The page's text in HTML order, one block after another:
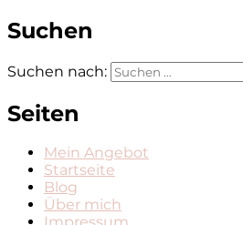
Suchen
Suchen nach:
Seiten
Mein Angebot
Startseite
Blog
Über mich